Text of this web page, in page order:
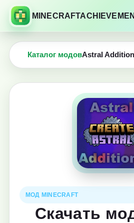
Каталог модовAstral
МОД MINECRAFT
Скачать